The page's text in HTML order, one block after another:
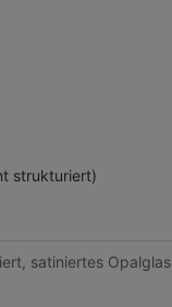
strukturiert)
satiniertes Opalglas